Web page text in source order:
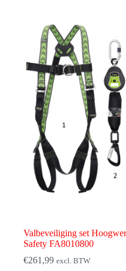
Valbeveiliging set
Safety FA8010800
€261,99 excl. BTW